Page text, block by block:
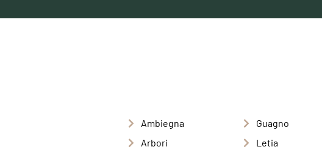
Ambiegna
Arbori
Guagno
Letia